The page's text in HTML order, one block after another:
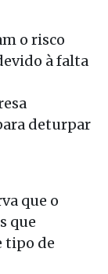
o risco
à falta
deturpar
que o
que
tipo de